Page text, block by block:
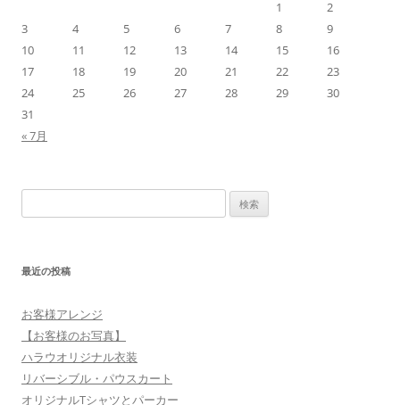
シ
ョ
ン
1
2
3
4 5 6 7 8
9
10
11 12 13 14 15
16
17
18 19 20 21 22
23
24
25 26 27 28 29
30
31
« 7月
索:
最近の投稿
お客様アレンジ
【お客様のお写真】
ハラウオリジナル衣装
リバーシブル・パウスカート
オリジナルTシャツとパーカー